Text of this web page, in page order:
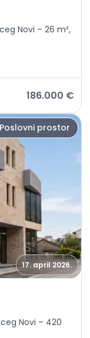
Novi – 26 m²,
186.000 €
Poslovni prostor
17. april 2026.
Baošići
Novi – 420